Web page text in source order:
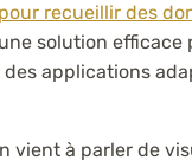
recueillir des
solution efficace
applications
vient à parler de